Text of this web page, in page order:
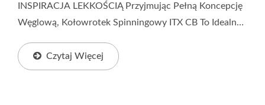
INSPIRACJA LEKKOŚCIĄ Przyjmując Pełną Koncepcję
Węglową, Kołowrotek Spinningowy ITX CB To Idealna
Wykonaniem, Co Skutkuje Niezrównaną Wydajnością.
Czytaj Więcej